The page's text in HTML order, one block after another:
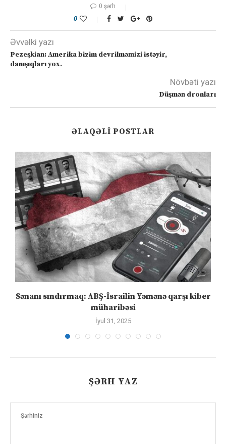
0 şərh
0
Əvvəlki yazı
Pezeşkian: Amerika bizim devrilməmizi istəyir,
danışıqları yox.
Növbəti yazı
Düşmən dronları
ƏLAQƏLI POSTLAR
Sənanı sındırmaq: ABŞ-İsrailin Yəmənə qarşı kiber
müharibəsi
İyul 31, 2025
ŞƏRH YAZ